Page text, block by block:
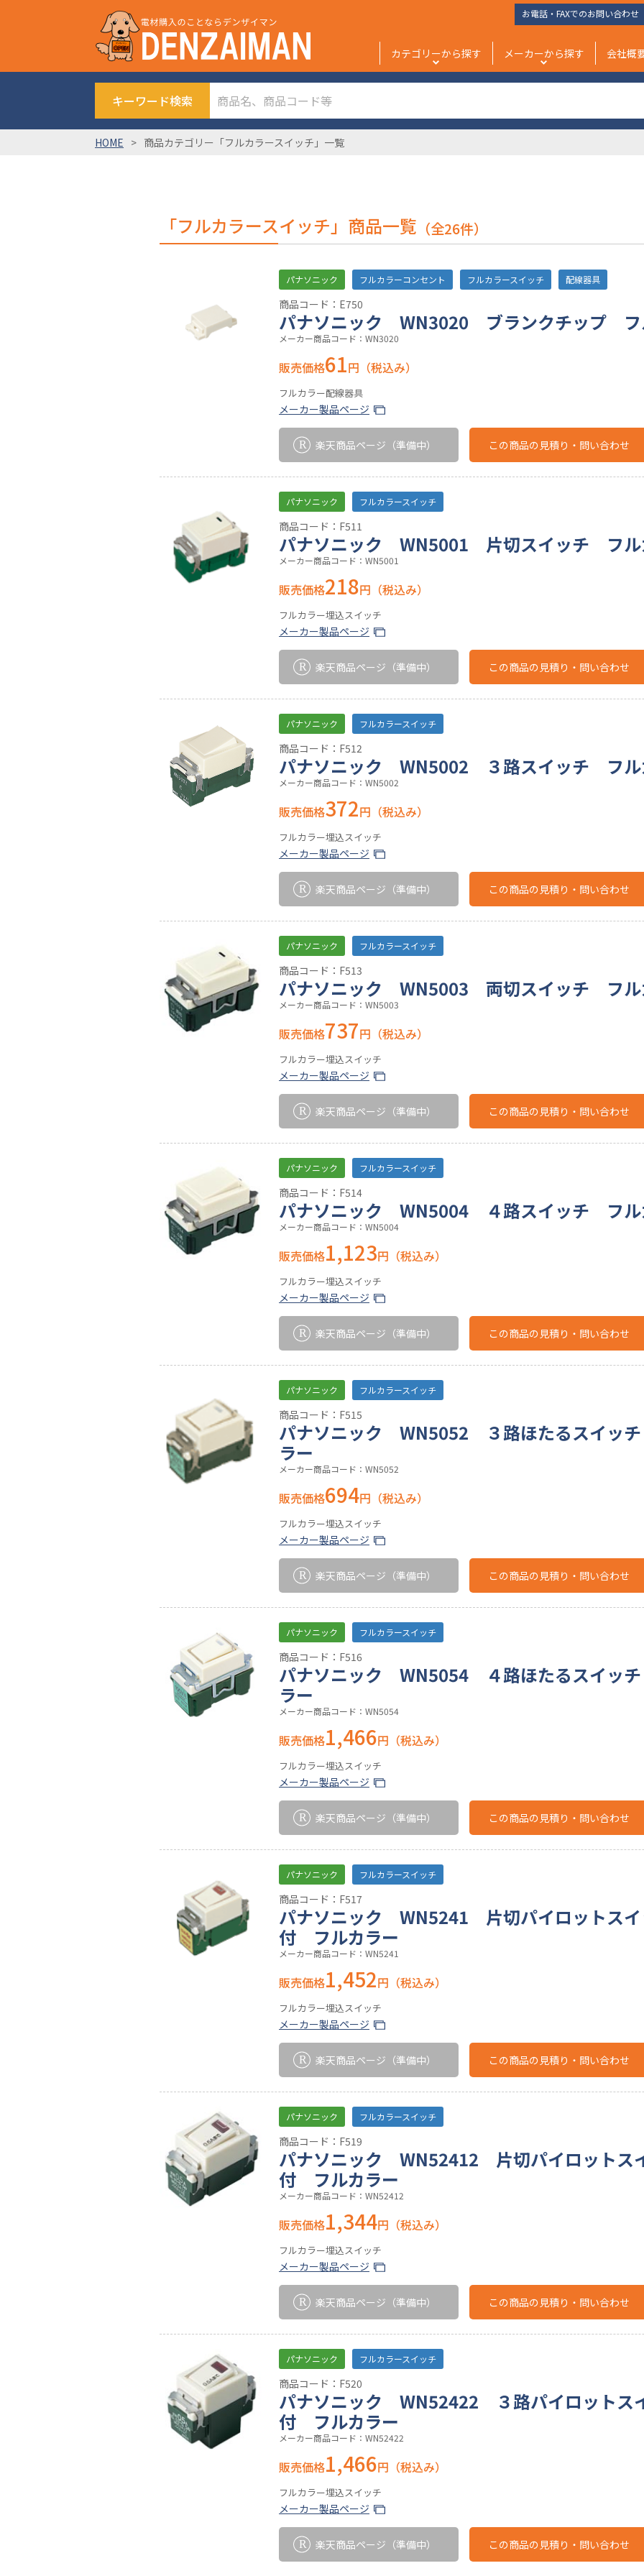
お電話・FAXでのお問い合わせ
カテゴリーから探す メーカーから探す 会社概
キーワード検索
HOME 商品カテゴリー「フルカラースイッチ」一覧
「フルカラースイッチ」商品一覧 （全26件）
パナソニック フルカラーコンセント フルカラースイッチ 配線器具
商品コード：E750
パナソニック WN3020 ブランクチップ フ
メーカー商品コード：WN3020
販売価格61円（税込み）
フルカラー配線器具
メーカー製品ページ
楽天商品ページ （準備中） この商品の見積り・問い合わせ
パナソニック フルカラースイッチ
商品コード：F511
パナソニック WN5001 片切スイッチ フル
メーカー商品コード：WN5001
販売価格218円（税込み）
フルカラー埋込スイッチ
メーカー製品ページ
楽天商品ページ （準備中） この商品の見積り・問い合わせ
パナソニック フルカラースイッチ
商品コード：F512
パナソニック WN5002 ３路スイッチ フル
メーカー商品コード：WN5002
販売価格372円（税込み）
フルカラー埋込スイッチ
メーカー製品ページ
楽天商品ページ （準備中） この商品の見積り・問い合わせ
パナソニック フルカラースイッチ
商品コード：F513
パナソニック WN5003 両切スイッチ フル
メーカー商品コード：WN5003
販売価格737円（税込み）
フルカラー埋込スイッチ
メーカー製品ページ
楽天商品ページ （準備中） この商品の見積り・問い合わせ
パナソニック フルカラースイッチ
商品コード：F514
パナソニック WN5004 ４路スイッチ フル
メーカー商品コード：WN5004
販売価格1,123円（税込み）
フルカラー埋込スイッチ
メーカー製品ページ
楽天商品ページ （準備中） この商品の見積り・問い合わせ
パナソニック フルカラースイッチ
商品コード：F515
パナソニック WN5052 ３路ほたるスイッ
ラー
メーカー商品コード：WN5052
販売価格694円（税込み）
フルカラー埋込スイッチ
メーカー製品ページ
楽天商品ページ （準備中） この商品の見積り・問い合わせ
パナソニック フルカラースイッチ
商品コード：F516
パナソニック WN5054 ４路ほたるスイッ
ラー
メーカー商品コード：WN5054
販売価格1,466円（税込み）
フルカラー埋込スイッチ
メーカー製品ページ
楽天商品ページ （準備中） この商品の見積り・問い合わせ
パナソニック フルカラースイッチ
商品コード：F517
パナソニック WN5241 片切パイロットス
付 フルカラー
メーカー商品コード：WN5241
販売価格1,452円（税込み）
フルカラー埋込スイッチ
メーカー製品ページ
楽天商品ページ （準備中） この商品の見積り・問い合わせ
パナソニック フルカラースイッチ
商品コード：F519
パナソニック WN52412 片切パイロットス
付 フルカラー
メーカー商品コード：WN52412
販売価格1,344円（税込み）
フルカラー埋込スイッチ
メーカー製品ページ
楽天商品ページ （準備中） この商品の見積り・問い合わせ
パナソニック フルカラースイッチ
商品コード：F520
パナソニック WN52422 ３路パイロットス
付 フルカラー
メーカー商品コード：WN52422
販売価格1,466円（税込み）
フルカラー埋込スイッチ
メーカー製品ページ
楽天商品ページ （準備中） この商品の見積り・問い合わせ